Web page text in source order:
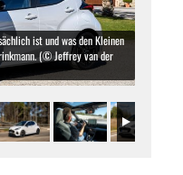
ist und was den Kleinen
(© Jeffrey van der